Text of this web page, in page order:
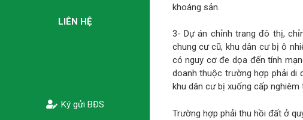
LIÊN HỆ
Ký gửi BĐS
khoáng sản.
3- Dự án chỉnh trang đô thị,
chung cư cũ, khu dân cư bị ô
có nguy cơ đe dọa đến tính
doanh thuộc trường hợp phải
khu dân cư bị xuống cấp
Trường hợp phải thu hồi đất ở